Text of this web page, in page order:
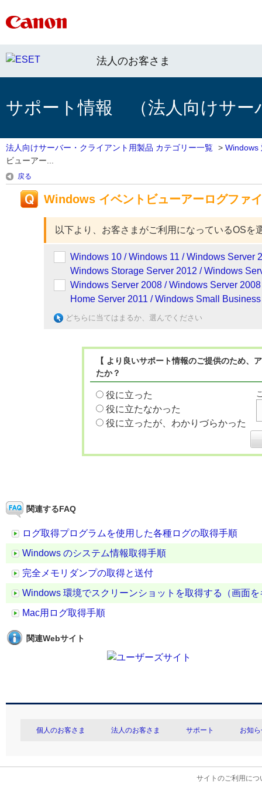
法人のお客さま
サポート情報 （法人向けサー
法人向けサーバー・クライアント用製品 カテゴリー一覧 > Windows
ビューアー...
戻る
Windows イベントビューアーログファ
以下より、お客さまがご利用になっているOSを
Windows 10 / Windows 11 / Windows Server
Windows Storage Server 2012 / Windows
Windows Server 2008 / Windows Server
Home Server 2011 / Windows Small
どちらに当てはまるか、選んでください
【 より良いサポート情報のご提供のため
たか？
役に立った
役に立たなかった
役に立ったが、わかりづらかった
関連するFAQ
ログ取得プログラムを使用した各種ログの取得手順
Windows のシステム情報取得手順
完全メモリダンプの取得と送付
Windows 環境でスクリーンショットを取得する（画面
Mac用ログ取得手順
関連Webサイト
個人のお客さま 法人のお客さま サポート お知
サイトのご利用につ